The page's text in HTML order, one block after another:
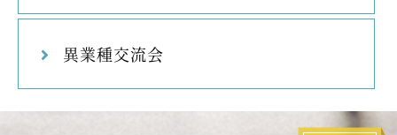
異業種交流会